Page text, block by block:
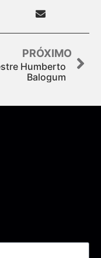
PRÓXIMO
Humberto
Balogum